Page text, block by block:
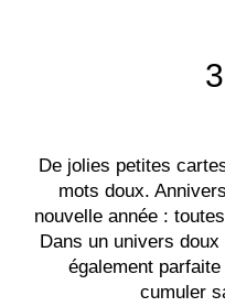
De jolies petites
mots doux.
nouvelle année :
Dans un univers
également
cumuler